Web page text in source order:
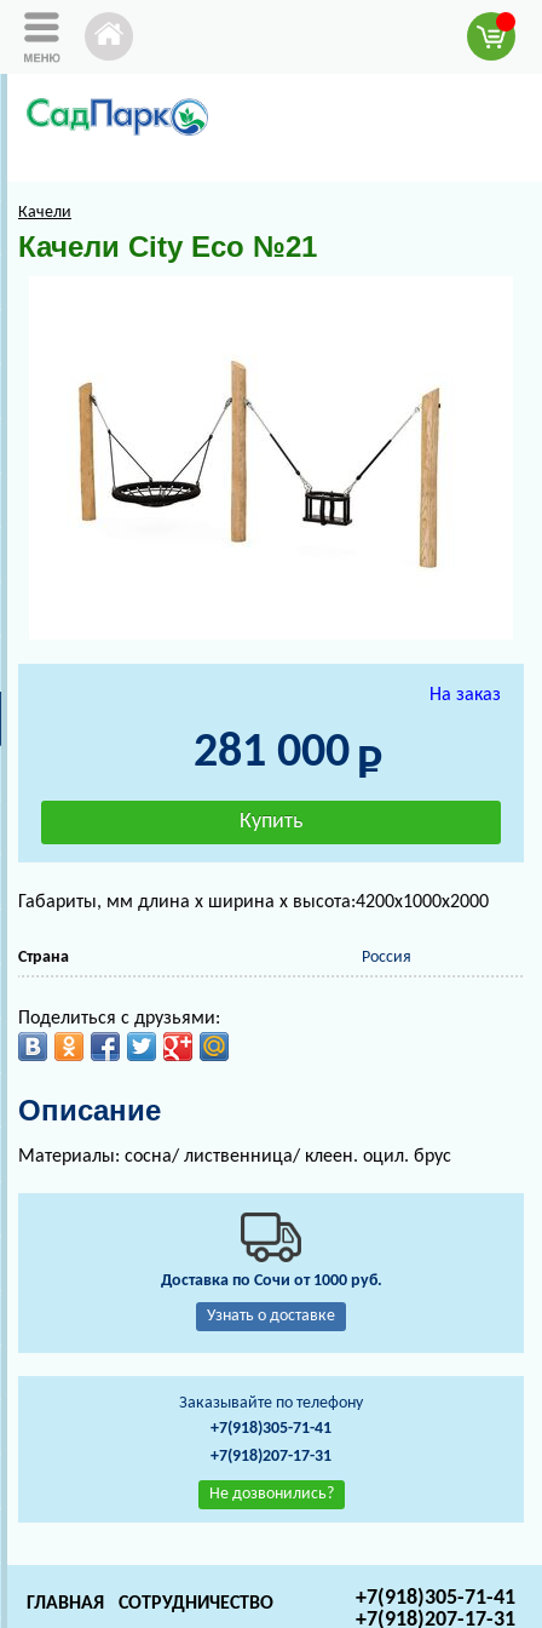
Качели
Качели City Eco №21
На заказ
281 000
Габариты, мм длина х ширина х высота:4200х1000х2000
Страна Россия
Поделиться с друзьями:
Описание
Материалы: сосна/ лиственница/ клеен. оцил. брус
Доставка по Сочи от 1000 руб.
Узнать о доставке
Заказывайте по телефону
+7(918)305-71-41
+7(918)207-17-31
Не дозвонились?
+7(918)305-71-41
+7(918)207-17-31
ГЛАВНАЯ СОТРУДНИЧЕСТВО